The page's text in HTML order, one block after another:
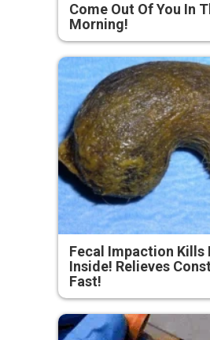
Come Out Of You In
Morning!
Fecal Impaction Kills
Inside! Relieves
Fast!